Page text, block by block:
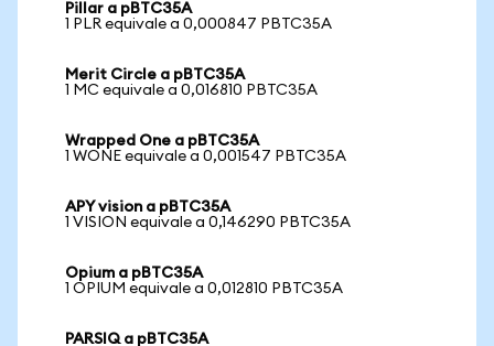
Pillar a pBTC35A
1 PLR equivale a 0,000847 PBTC35A
Merit Circle a pBTC35A
1 MC equivale a 0,016810 PBTC35A
Wrapped One a pBTC35A
1 WONE equivale a 0,001547 PBTC35A
APY vision a pBTC35A
1 VISION equivale a 0,146290 PBTC35A
Opium a pBTC35A
1 OPIUM equivale a 0,012810 PBTC35A
PARSIQ a pBTC35A